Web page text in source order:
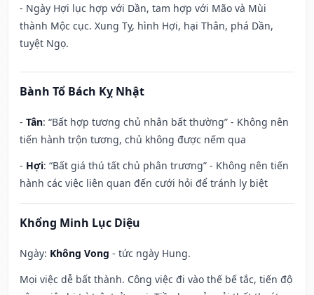
- Ngày Hợi lục hợp với Dần, tam hợp với Mão và Mùi
thành Mộc cục. Xung Tỵ, hình Hợi, hại Thân, phá Dần,
tuyệt Ngọ.
Bành Tổ Bách Kỵ Nhật
- Tân: “Bất hợp tương chủ nhân bất thường” - Không nên
tiến hành trộn tương, chủ không được nếm qua
- Hợi: “Bất giá thú tất chủ phân trương” - Không nên tiến
hành các việc liên quan đến cưới hỏi để tránh ly biệt
Khổng Minh Lục Diệu
Ngày: Không Vong - tức ngày Hung.
Mọi việc dễ bất thành. Công việc đi vào thế bế tắc, tiến độ